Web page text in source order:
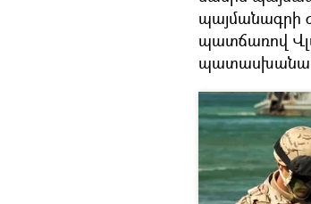
պայմանագրի
պատճառով